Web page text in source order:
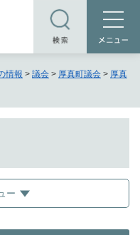
情報 > 議会 > 厚真町議会 > 厚真
ー